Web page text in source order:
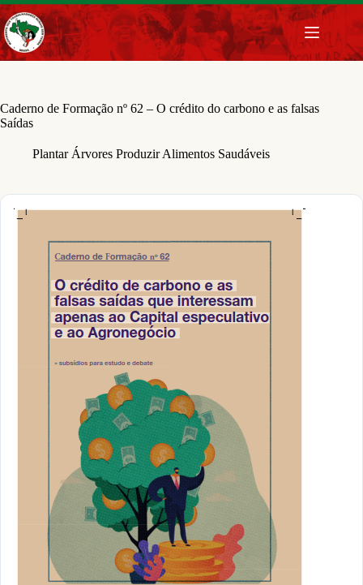
Pular
para
o
conteúdo
Caderno de Formação nº 62 – O crédito do carbono e as falsas
Saídas
Plantar Árvores Produzir Alimentos Saudáveis